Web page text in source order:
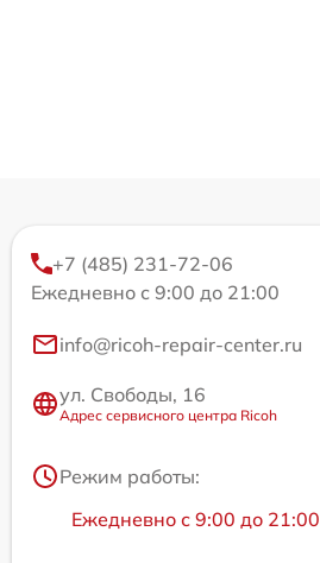
+7 (485) 231-72-06
Ежедневно с 9:00 до 21:00
info@ricoh-repair-center.ru
ул. Свободы, 16
Адрес сервисного центра Ricoh
Режим работы:
Ежедневно с 9:00 до 21:00